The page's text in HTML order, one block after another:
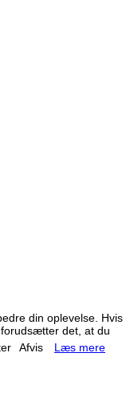
din oplevelse. Hvis
det, at du
Afvis Læs mere